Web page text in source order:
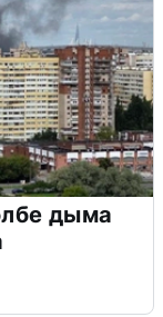
дыма